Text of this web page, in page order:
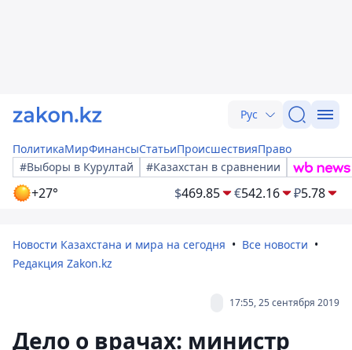
Рус
ПолитикаМирФинансыСтатьиПроисшествияПраво
#Выборы в Курултай
#Казахстан в сравнении
+27° $469.85 €542.16 ₽5.78
Новости Казахстана и мира на сегодня
Все новости
Редакция Zakon.kz
17:55, 25 сентября 2019
Дело о врачах: министр